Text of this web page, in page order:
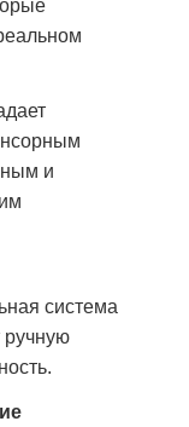
и
система
ручную